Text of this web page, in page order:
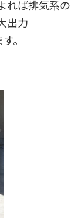
れば排気系の
出力
。